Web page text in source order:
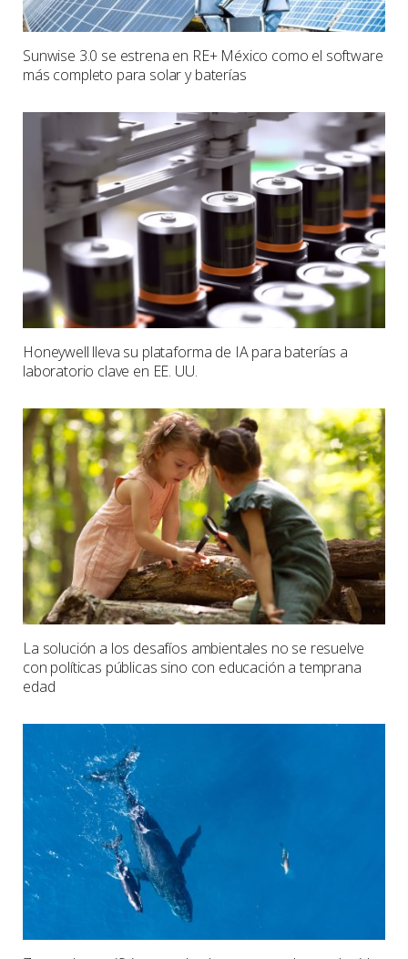
Sunwise 3.0 se estrena en RE+ México como el software
más completo para solar y baterías
Honeywell lleva su plataforma de IA para baterías a
laboratorio clave en EE. UU.
La solución a los desafíos ambientales no se resuelve
con políticas públicas sino con educación a temprana
edad